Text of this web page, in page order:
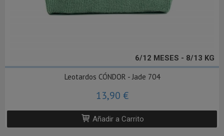
6/12 MESES - 8/13 KG
Leotardos CÓNDOR - Jade 704
13,90 €
Añadir a Carrito